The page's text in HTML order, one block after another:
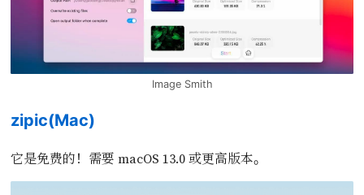
Image Smith
zipic(Mac)
它是免费的！需要 macOS 13.0 或更高版本。